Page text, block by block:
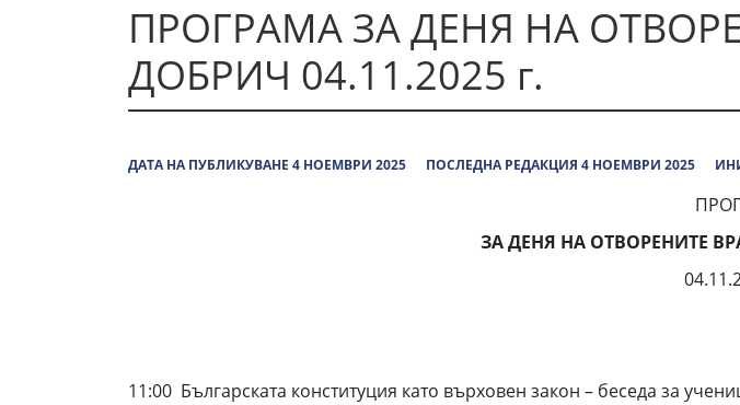
ПРОГРАМА ЗА ДЕНЯ НА
ДОБРИЧ 04.11.2025 г.
ДАТА НА ПУБЛИКУВАНЕ 4 НОЕМВРИ 2025 ПОСЛЕДНА РЕДАКЦИЯ 4 НОЕМВРИ 2025
ЗА ДЕНЯ НА ОТВОРЕНИТЕ
11:00 Българската конституция като върховен закон – беседа за